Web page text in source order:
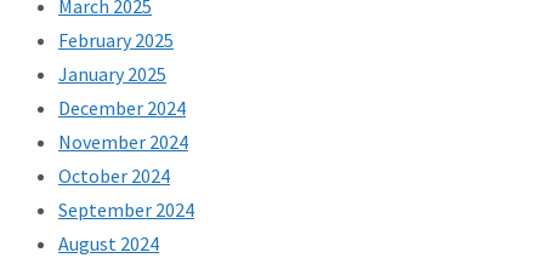
March 2025
February 2025
January 2025
December 2024
November 2024
October 2024
September 2024
August 2024